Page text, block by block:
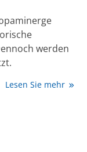
werden
Lesen Sie mehr